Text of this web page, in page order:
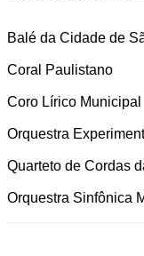
Balé da Cidade de
Coral Paulistano
Coro Lírico Municipal
Orquestra
Quarteto de Cordas
Orquestra Sinfônica